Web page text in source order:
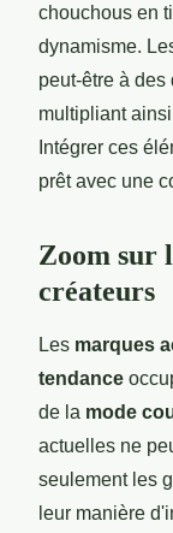
chouchous en
dynamisme.
peut-être à
multipliant
Intégrer ces
prêt avec une
Zoom sur
créateurs
Les marques
tendance
de la mode
actuelles ne
seulement les
leur manière